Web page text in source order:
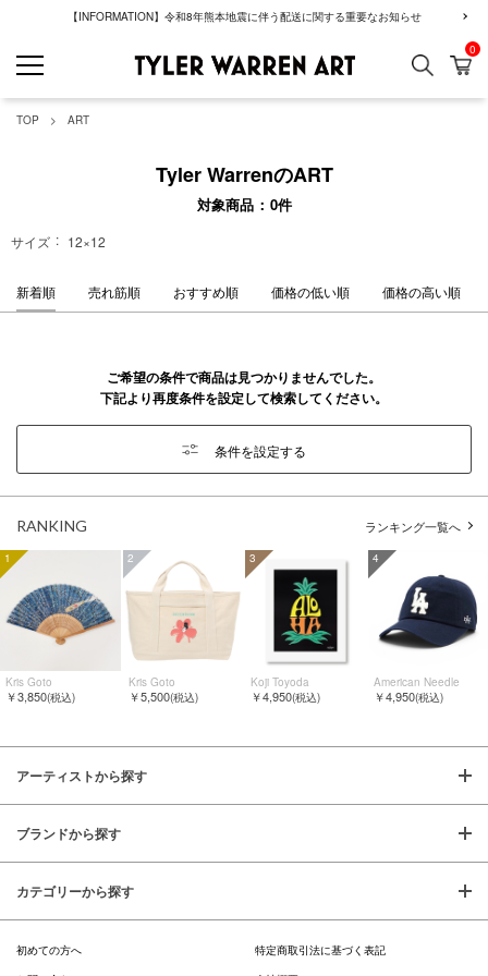
【INFORMATION】令和8年熊本地震に伴う配送に関する重要なお知らせ
GREENROOM
検索 カ
0
TOP ART
Tyler WarrenのART
対象商品 0件
サイズ 12×12
新着順 売れ筋順 おすすめ順 価格の低い順 価格の高い順
ご希望の条件で商品は見つかりませんでした。
下記より再度条件を設定して検索してください。
条件を設定する
RANKING ランキング一覧へ
1
Kris Goto
￥3,850(税込)
2
Kris Goto
￥5,500(税込)
3
Koji Toyoda
￥4,950(税込)
4
American Needle
￥4,950(税込)
アーティストから探す
ブランドから探す
カテゴリーから探す
初めての方へ
特定商取引法に基づく表記